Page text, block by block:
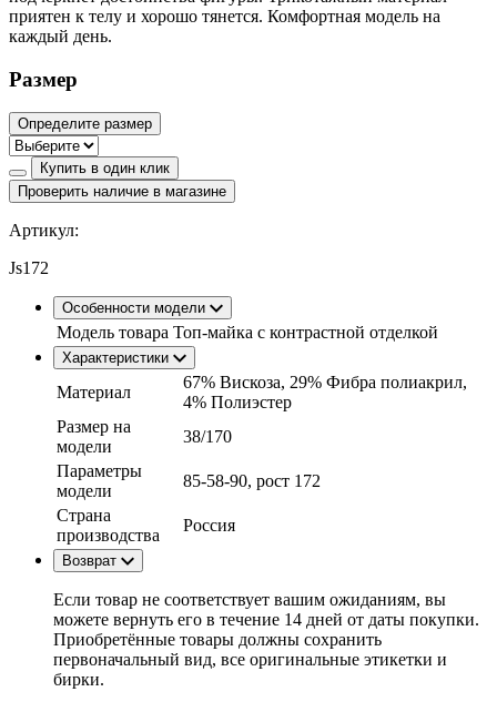
приятен к телу и хорошо тянется. Комфортная модель на
каждый день.
Размер
Определите размер
Купить в один клик
Проверить наличие в магазине
Артикул:
Js172
Особенности модели
Модель товара Топ-майка с контрастной отделкой
Характеристики
Материал
67% Вискоза, 29% Фибра полиакрил,
4% Полиэстер
Размер на
модели
38/170
Параметры
модели
85-58-90, рост 172
Страна
производства
Россия
Возврат
Если товар не соответствует вашим ожиданиям, вы
можете вернуть его в течение 14 дней от даты покупки.
Приобретённые товары должны сохранить
первоначальный вид, все оригинальные этикетки и
бирки.